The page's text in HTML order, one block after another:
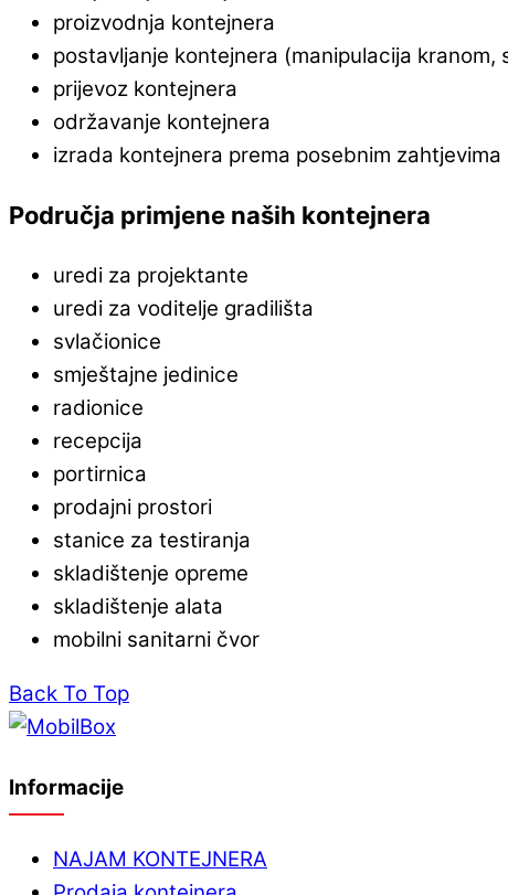
proizvodnja kontejnera
postavljanje kontejnera (manipulacija kranom,
prijevoz kontejnera
održavanje kontejnera
izrada kontejnera prema posebnim zahtjevima
Područja primjene naših kontejnera
uredi za projektante
uredi za voditelje gradilišta
svlačionice
smještajne jedinice
radionice
recepcija
portirnica
prodajni prostori
stanice za testiranja
skladištenje opreme
skladištenje alata
mobilni sanitarni čvor
Back To Top
Informacije
NAJAM KONTEJNERA